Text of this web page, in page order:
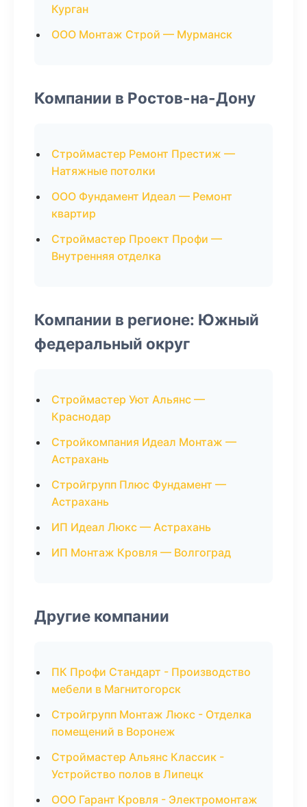
Курган
ООО Монтаж Строй — Мурманск
Компании в Ростов-на-Дону
Строймастер Ремонт Престиж —
Натяжные потолки
ООО Фундамент Идеал — Ремонт
квартир
Строймастер Проект Профи —
Внутренняя отделка
Компании в регионе: Южный
федеральный округ
Строймастер Уют Альянс —
Краснодар
Стройкомпания Идеал Монтаж —
Астрахань
Стройгрупп Плюс Фундамент —
Астрахань
ИП Идеал Люкс — Астрахань
ИП Монтаж Кровля — Волгоград
Другие компании
ПК Профи Стандарт - Производство
мебели в Магнитогорск
Стройгрупп Монтаж Люкс - Отделка
помещений в Воронеж
Строймастер Альянс Классик -
Устройство полов в Липецк
ООО Гарант Кровля - Электромонтаж